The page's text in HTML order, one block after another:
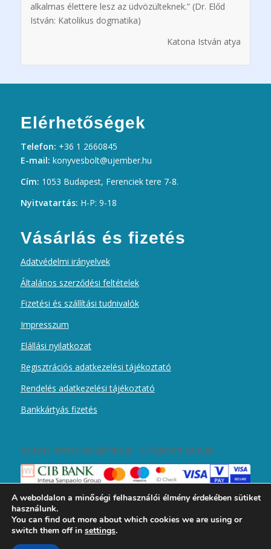
alkalmas élettere lesz az üdvözülteknek.” (Dr. Előd
István: Katolikus dogmatika)
Katona István atya
Elérhetőségek
Telefon: +36 1 2660845
E-mail: konyvesbolt@ujember.hu
Cím: 1053 Budapest, Ferenciek tere 7-8.
Nyitvatartás: H-P: 9-18
Vásárlás és fizetés
Adatvédelmi irányelvek
Általános szerződési feltételek
Fizetési és szállítási tudnivalók
Impresszum
Elállási nyilatkozat
Regisztrációs adatkezelési tájékoztató
Rendelés adatkezelési tájékoztató
Bankkártyás fizetés
Kártyás fizetés szolgáltatója – Elfogadott kártyák
2019 © Copyright - Magyar Kurír Újember wobbolt -
A weboldalon a minőségi felhasználói élmény érdekében sütiket
használunk.
You can find out more about which cookies we are using or
switch them off in settings.